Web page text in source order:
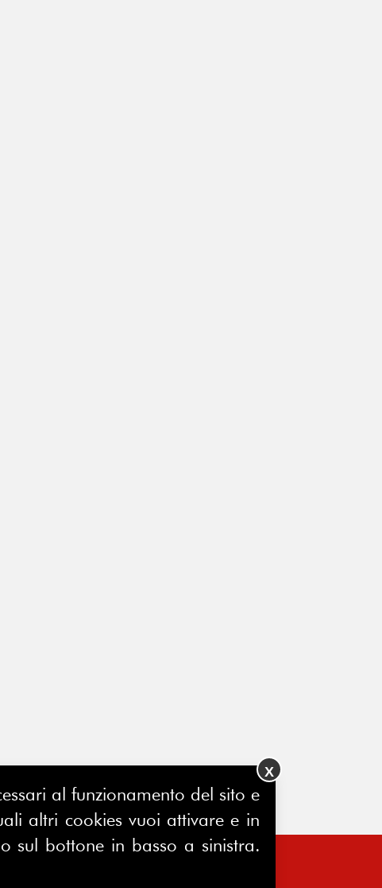
al funzionamento del sito e
altri cookies vuoi attivare e in
sul bottone in basso a sinistra.
X